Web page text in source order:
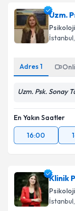
Uzm.
Psikoloji
İstanbul
Adres 1
Uzm. Psk. Sonay
En Yakın Saatler
16:00
Klinik
Psikoloji
İstanbul